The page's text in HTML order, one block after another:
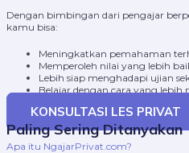
Dengan bimbingan dari pengajar
kamu bisa:
Meningkatkan pemahaman
Memperoleh nilai yang lebih
Lebih siap menghadapi ujian
Belajar dengan cara yang
KONSULTASI LES PRIVAT
Paling Sering Ditanyakan
Apa itu NgajarPrivat.com?